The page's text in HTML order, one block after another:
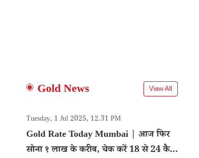
Gold News View All
Tuesday, 1 Jul 2025, 12.31 PM
Gold Rate Today Mumbai | आज फिर
सोना १ लाख के करीब, चेक करें 18 से 24 कैरेट